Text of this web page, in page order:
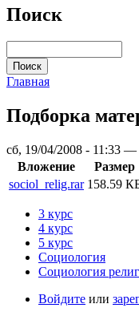
Поиск
Главная
Подборка
сб, 19/04/2008 - 11:33
Вложение
Размер
sociol_relig.rar 158.59
3 курс
4 курс
5 курс
Социология
Социология
Войдите или